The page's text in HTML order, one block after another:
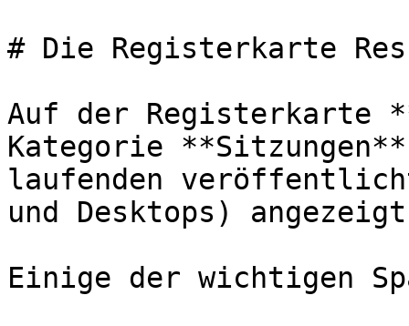
# Die Registerkarte
Auf der Registerkarte
Kategorie
laufenden
und Desktops)
Einige der wichtigen